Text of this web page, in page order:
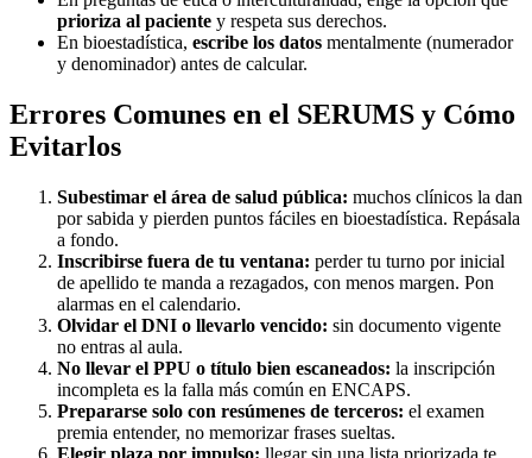
prioriza al paciente y respeta sus derechos.
En bioestadística, escribe los datos mentalmente (numerador
y denominador) antes de calcular.
Errores Comunes en el SERUMS y Cómo
Evitarlos
Subestimar el área de salud pública: muchos clínicos la dan
por sabida y pierden puntos fáciles en bioestadística. Repásala
a fondo.
Inscribirse fuera de tu ventana: perder tu turno por inicial
de apellido te manda a rezagados, con menos margen. Pon
alarmas en el calendario.
Olvidar el DNI o llevarlo vencido: sin documento vigente
no entras al aula.
No llevar el PPU o título bien escaneados: la inscripción
incompleta es la falla más común en ENCAPS.
Prepararse solo con resúmenes de terceros: el examen
premia entender, no memorizar frases sueltas.
Elegir plaza por impulso: llegar sin una lista priorizada te